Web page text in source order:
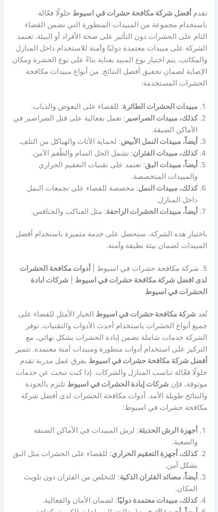
تقدم أفضل شركة مكافحة حشرات في اسيوط حلولًا فعّالة
باستخدام مجموعة من المبيدات المتطورة التي تضمن القضاء
التام على الحشرات دون التأثير على صحة الأفراد أو البيئة. تعتمد
الشركة على مبيدات معتمدة دوليًا وآمنة للاستخدام داخل المنازل
والمكاتب. يتم اختيار نوع المبيد بعناية بناءً على نوع الحشرة ومكان
الإصابة لضمان تحقيق أفضل النتائج. من أنواع مبيدات مكافحة
الحشرات المستخدمة:
مبيدات الحشرات الطائرة: للقضاء على البعوض والذباب.
كذلك، مبيدات الصراصير : تعمل بفعالية على قتل الصراصير في
الأماكن الضيقة.
أيضاً، مبيدات النمل الأبيض: لحماية الأثاث والهياكل من التلف.
كذلك، مبيدات الفئران: تشمل الجل السام والطُعم الآمن.
أيضاً، مبيدات البق: تعتمد على تقنيات التعقيم الحراري
والمبيدات المتخصصة.
كذلك، مبيدات النمل: مخصصة للقضاء على تجمعات النمل
داخل المنازل.
أيضاً، مبيدات الحشرات الزاحفة: مثل العناكب والخنافس.
باختيار هذه الشركة، ستحصل على خدمة متميزة باستخدام أفضل
المبيدات لضمان بيئة نظيفة وآمنة.
5. شركة مكافحة حشرات في اسيوط |
أدوات مكافحة الحشرات
لدى افضل شركة مكافحة حشرات في اسيوط
شركات ابادة
الحشرات في اسيوط
تُعد شركة مكافحة حشرات في اسيوط الخيار الأمثل للقضاء على
جميع أنواع الحشرات باستخدام أحدث الأدوات والتقنيات. توفر
الشركة خدمات شاملة تضمن إبادة الحشرات بشكل نهائي، مع
التركيز على استخدام أدوات متطورة ومبيدات آمنة معتمدة. تتميز
أفضل شركة مكافحة حشرات في اسيوط بفرق عمل مدربة تقدم
حلولًا فعّالة تناسب المنازل والشركات. إذا كنت تبحث عن خدمات
موثوقة، فإن شركات إبادة الحشرات في اسيوط تلتزم بالجودة
والنتائج طويلة الأمد. أدوات مكافحة الحشرات لدى أفضل شركة
مكافحة حشرات في اسيوط:
أجهزة الرش الحديثة: لرش المبيدات في الأماكن الضيقة
والصعبة.
كذلك، أجهزة التعقيم الحراري: للقضاء على الحشرات مثل البق
بشكل آمن.
أيضاً، مصائد الفئران الذكية: للتخلص من الفئران دون تلويث
المكان.
كذلك، مبيدات معتمدة دوليًا: لضمان الأمان والفعالية.